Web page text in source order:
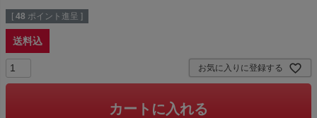
[ 48 ポイント進呈 ]
送料込
お気に入りに登録する
カートに入れる